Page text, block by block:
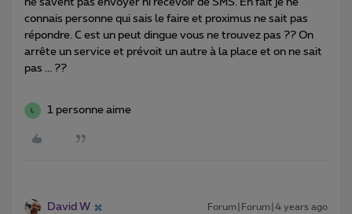
ne savent pas envoyer ni recevoir de SMS. En fait je ne
connais personne qui sais le faire et proximus ne sait pas
répondre. C est un peut dingue vous ne trouvez pas ?? On
arrête un service et prévoit un autre à la place et on ne sait
pas ... ??
1 personne aime
David W Forum|Forum|4 years ago